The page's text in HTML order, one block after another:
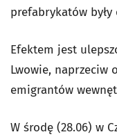
prefabrykatów
Efektem jest
Lwowie, naprzeciw
emigrantów
W środę (28.06) w